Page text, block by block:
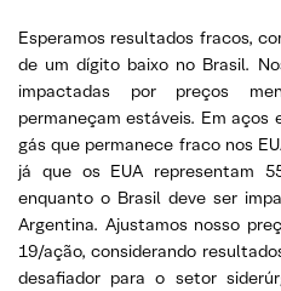
Esperamos resultados fracos,
de um dígito baixo no Brasil.
impactadas por preços
permaneçam estáveis. Em
gás que permanece fraco nos
já que os EUA representam
enquanto o Brasil deve ser
Argentina. Ajustamos nosso
19/ação, considerando
desafiador para o setor